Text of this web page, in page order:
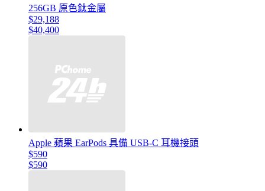
256GB 原色鈦金屬
$29,188
$40,400
Apple 蘋果 EarPods 具備 USB-C 耳機接頭
$590
$590